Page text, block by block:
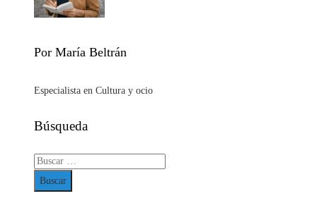
Por María Beltrán
Especialista en Cultura y ocio
Búsqueda
Buscar: